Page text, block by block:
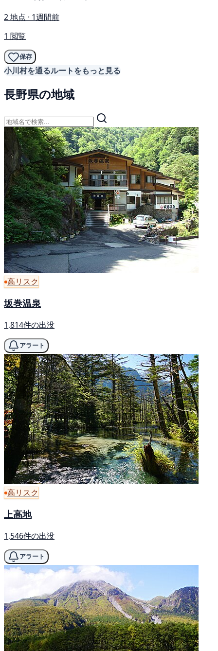
2 地点 · 1週間前
1 閲覧
保存
小川村を通るルートをもっと見る
長野県の地域
高リスク
坂巻温泉
1,814件の出没
アラート
高リスク
上高地
1,546件の出没
アラート